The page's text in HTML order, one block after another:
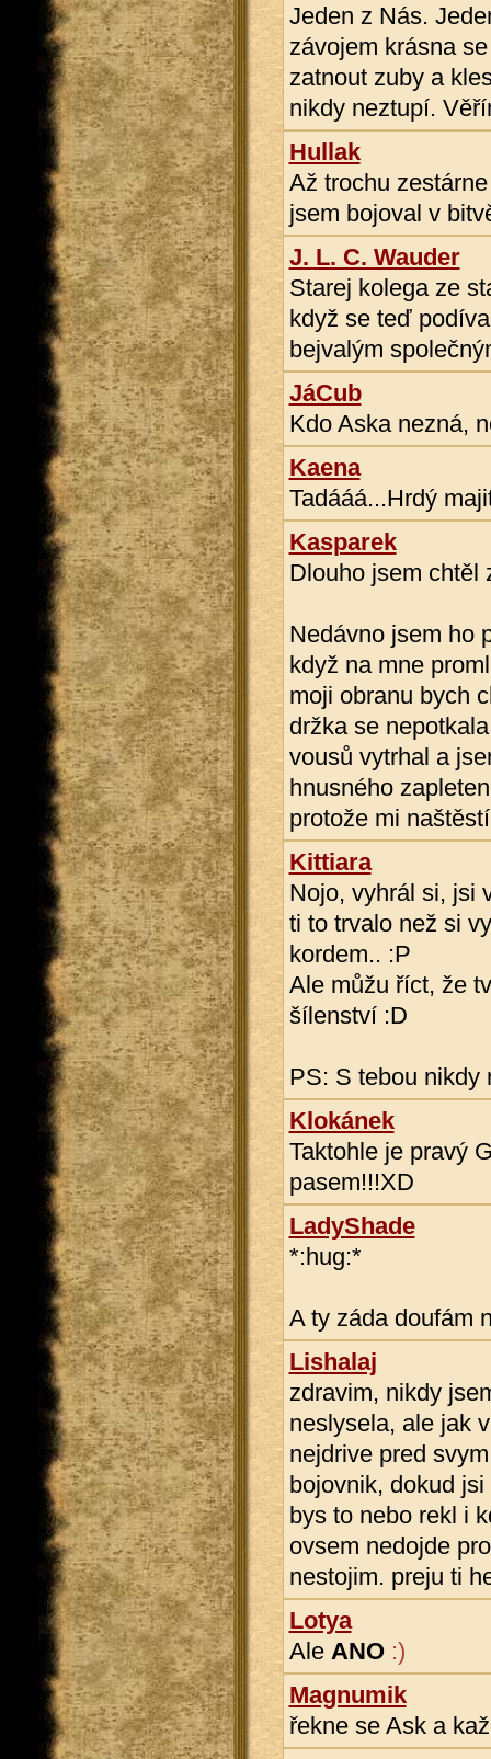
Jeden z Nás.
závojem krásna
zatnout zuby a
nikdy neztupí.
Hullak
Až trochu
jsem bojoval v
J. L. C. Wauder
Starej kolega ze
když se teď
bejvalým
JáCub
Kdo Aska nezná,
Kaena
Tadááá...Hrdý
Kasparek
Dlouho jsem chtěl
Nedávno jsem ho
když na mne
moji obranu bych
držka se
vousů vytrhal a
hnusného
protože mi
Kittiara
Nojo, vyhrál si, jsi
ti to trvalo než si
kordem.. :P
Ale můžu říct, že
šílenství :D
PS: S tebou nikdy
Klokánek
Taktohle je pravý
pasem!!!XD
LadyShade
*:hug:*
A ty záda doufám
Lishalaj
zdravim, nikdy
neslysela, ale jak
nejdrive pred
bojovnik, dokud
bys to nebo rekl i
ovsem nedojde
nestojim. preju ti
Lotya
Ale ANO :)
Magnumik
řekne se Ask a